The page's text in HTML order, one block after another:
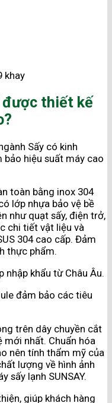
khay
được thiết kế
Sấy có kinh
hiệu suất máy cao
toàn bằng inox 304
lớp nhựa bảo vệ bề
như quạt sấy, điện trở,
chi tiết vật liệu và
304 cao cấp. Đảm
thực phẩm.
nhập khẩu từ Châu Âu.
đảm bảo các tiêu
trên dây chuyền cắt
mới nhất. Chuẩn hóa
nên tính thẩm mỹ của
lượng về hình ảnh
sấy lạnh SUNSAY.
giúp khách hàng